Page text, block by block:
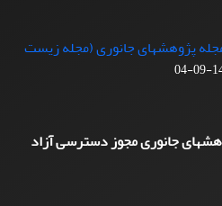
پژوهشهای جانوری (مجله زیست
جانوری مجوز دسترسی آزاد